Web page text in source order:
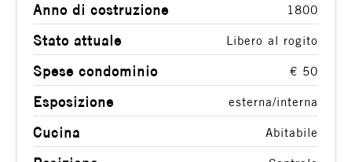
Anno di costruzione 1800
Stato attuale Libero al rogito
Spese condominio € 50
Esposizione esterna/interna
Cucina Abitabile
Camere
minime
Qualsiasi
1